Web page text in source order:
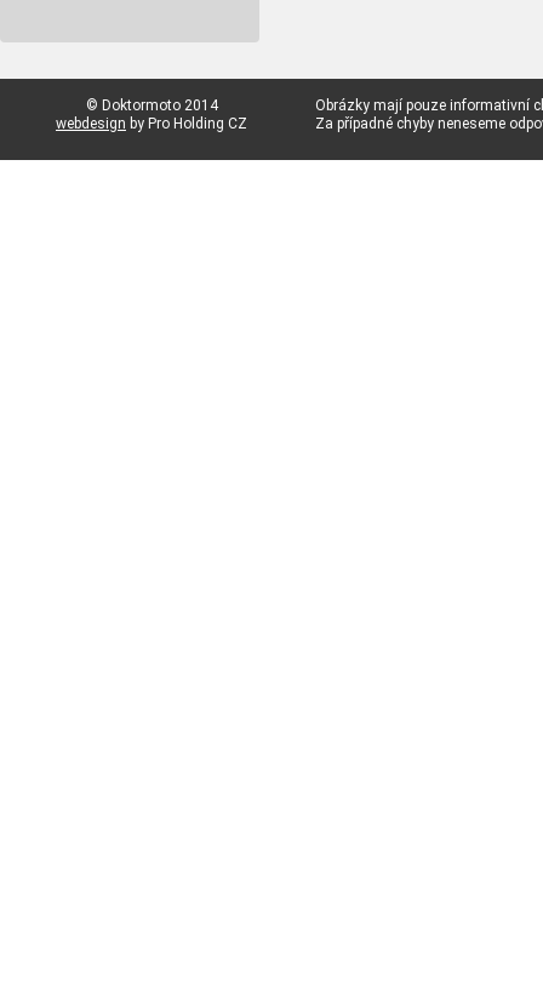
© Doktormoto 2014
webdesign by Pro Holding CZ
Obrázky mají pouze informativní
Za případné chyby neneseme